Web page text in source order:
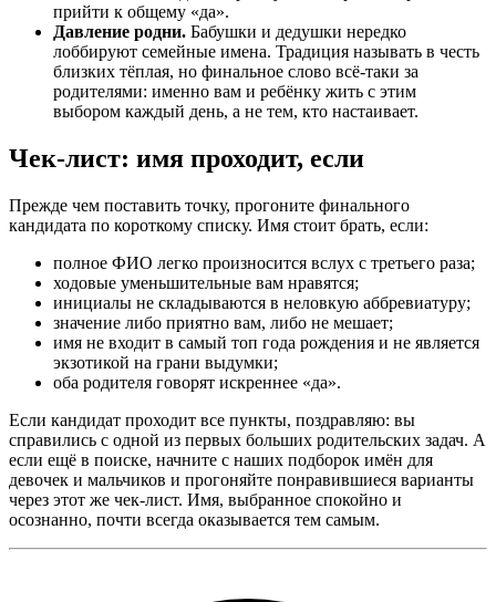
прийти к общему «да».
Давление родни. Бабушки и дедушки нередко
лоббируют семейные имена. Традиция называть в честь
близких тёплая, но финальное слово всё-таки за
родителями: именно вам и ребёнку жить с этим
выбором каждый день, а не тем, кто настаивает.
Чек-лист: имя проходит, если
Прежде чем поставить точку, прогоните финального
кандидата по короткому списку. Имя стоит брать, если:
полное ФИО легко произносится вслух с третьего раза;
ходовые уменьшительные вам нравятся;
инициалы не складываются в неловкую аббревиатуру;
значение либо приятно вам, либо не мешает;
имя не входит в самый топ года рождения и не является
экзотикой на грани выдумки;
оба родителя говорят искреннее «да».
Если кандидат проходит все пункты, поздравляю: вы
справились с одной из первых больших родительских задач. А
если ещё в поиске, начните с наших подборок имён для
девочек и мальчиков и прогоняйте понравившиеся варианты
через этот же чек-лист. Имя, выбранное спокойно и
осознанно, почти всегда оказывается тем самым.